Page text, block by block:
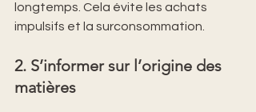
longtemps. Cela évite les achats
impulsifs et la surconsommation.
2. S’informer sur l’origine des
matières